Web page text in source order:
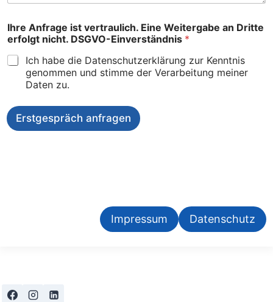
i
-
A
d
r
e
:
Ihre Anfrage ist vertraulich. Eine Weitergabe an Dritte
erfolgt nicht. DSGVO-Einverständnis *
Ich habe die Datenschutzerklärung zur Kenntnis
genommen und stimme der Verarbeitung meiner
Daten zu.
Erstgespräch anfragen
Impressum Datenschutz